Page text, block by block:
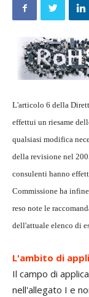
L'articolo 6 della
effettui un riesame
qualsiasi modifica
della revisione nel
consulenti hanno
Commissione ha
reso note le
dell'attuale elenco di
L'ambito di
Il campo di
nell'allegato I e